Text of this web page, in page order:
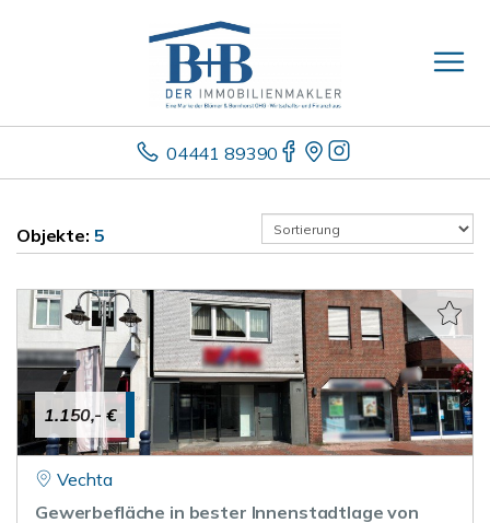
04441 89390
Objekte: 5
1.150,- €
Vechta
Gewerbefläche in bester Innenstadtlage von